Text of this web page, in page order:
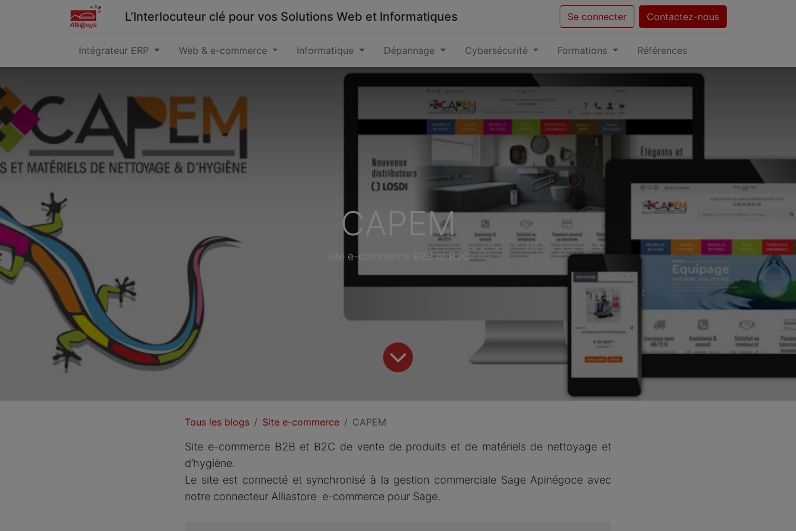
L’Interlocuteur clé pour vos Solutions Web et Informatiques Se connecter Contactez-nous
Intégrateur ERP Web & e-commerce Informatique Dépannage Cybersécurité Formations Références
CAPEM
Site e-commerce B2B et B2C
Tous les blogs Site e-commerce CAPEM
Site e-commerce B2B et B2C de vente de produits et de matériels de nettoyage et
d’hygiène.
Le site est connecté et synchronisé à la gestion commerciale Sage Apinégoce avec
notre connecteur Alliastore e-commerce pour Sage.